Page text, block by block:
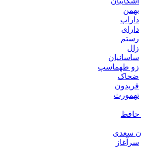
بهمن
داراب
دارای
رستم
زال
ساسانیان
زو طهماسپ‏
ضحاک
فریدون
تهمورث
حافظ
سعدی
سرآغاز